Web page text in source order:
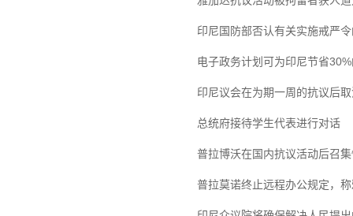
印尼国防部否认有关实施戒严
电子政务计划可为印尼节省
印尼议会在为期一周的抗议后
总统府接待学生代表进行对话
普拉博沃在国内抗议活动后召
普拉莫诺终止远程办公规定，